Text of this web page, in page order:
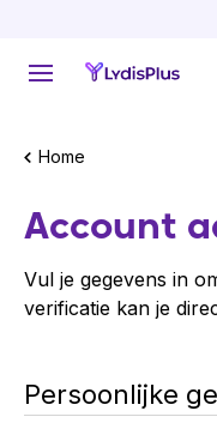
Home
Account
Vul je gegevens in
verificatie kan je
Persoonlijke